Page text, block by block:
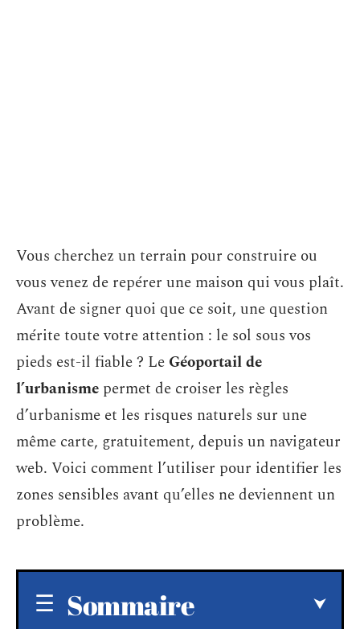
Vous cherchez un terrain pour construire ou
vous venez de repérer une maison qui vous plaît.
Avant de signer quoi que ce soit, une question
mérite toute votre attention : le sol sous vos
pieds est-il fiable ? Le Géoportail de
l’urbanisme permet de croiser les règles
d’urbanisme et les risques naturels sur une
même carte, gratuitement, depuis un navigateur
web. Voici comment l’utiliser pour identifier les
zones sensibles avant qu’elles ne deviennent un
problème.
Sommaire